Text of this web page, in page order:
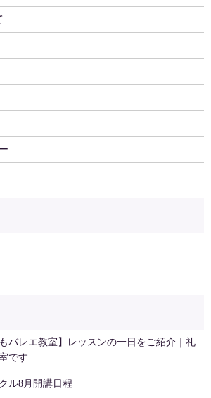
バレエ教室】レッスンの一日をご紹介｜礼
です
ル8月開講日程